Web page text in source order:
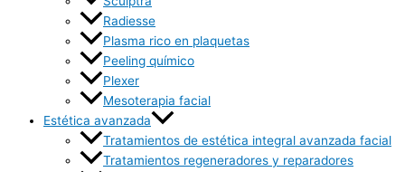
Radiesse
Plasma rico en plaquetas
Peeling químico
Plexer
Mesoterapia facial
Estética avanzada
Tratamientos de estética integral avanzada facial
Tratamientos regeneradores y reparadores